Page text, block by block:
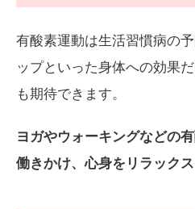
有酸素運動は生活習慣病の
ップといった身体への効果
も期待できます。
ヨガやウォーキングなどの
働きかけ、心身をリラック